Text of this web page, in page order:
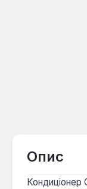
Опис
Кондиціонер